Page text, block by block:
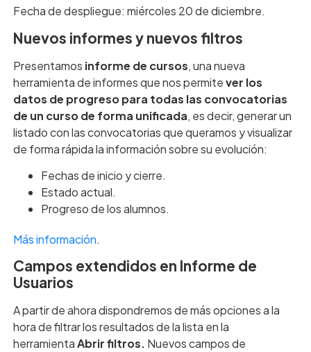
Fecha de despliegue: miércoles 20 de diciembre.
Nuevos informes y nuevos filtros
Presentamos informe de cursos, una nueva
herramienta de informes que nos permitever los
datos de progreso para todas las convocatorias
de un curso de forma unificada, es decir, generar un
listado con las convocatorias que queramos y visualizar
de forma rápida la información sobre su evolución:
Fechas de inicio y cierre.
Estado actual.
Progreso de los alumnos.
Más información.
Campos extendidos en Informe de
Usuarios
A partir de ahora dispondremos de más opciones a la
hora de filtrar los resultados de la lista en la
herramientaAbrir filtros. Nuevos campos de